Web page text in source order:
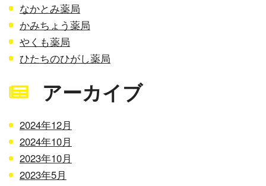
なかとみ薬局
かみちょう薬局
やくも薬局
ひたちのひがし薬局
アーカイブ
2024年12月
2024年10月
2023年10月
2023年5月